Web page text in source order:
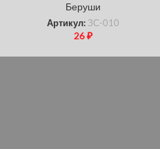
Беруши
Артикул: ЗС-010
26₽